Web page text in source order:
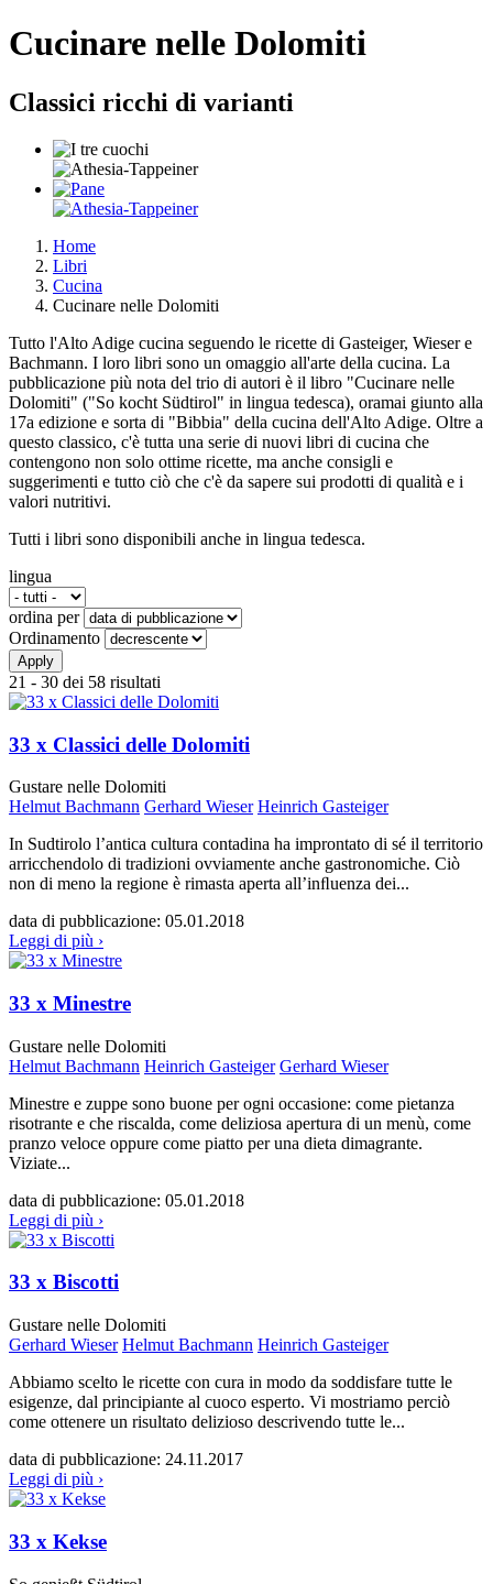
Cucinare nelle Dolomiti
Classici ricchi di varianti
Tu sei qui
Home
Libri
Cucina
Cucinare nelle Dolomiti
Tutto l'Alto Adige cucina seguendo le ricette di Gasteiger, Wieser e
Bachmann. I loro libri sono un omaggio all'arte della cucina. La
pubblicazione più nota del trio di autori è il libro "Cucinare nelle
Dolomiti" ("So kocht Südtirol" in lingua tedesca), oramai giunto alla
17a edizione e sorta di "Bibbia" della cucina dell'Alto Adige. Oltre a
questo classico, c'è tutta una serie di nuovi libri di cucina che
contengono non solo ottime ricette, ma anche consigli e
suggerimenti e tutto ciò che c'è da sapere sui prodotti di qualità e i
valori nutritivi.
Tutti i libri sono disponibili anche in lingua tedesca.
lingua
ordina per
Ordinamento
21 - 30 dei 58 risultati
33 x Classici delle Dolomiti
Gustare nelle Dolomiti
Helmut Bachmann Gerhard Wieser Heinrich Gasteiger
In Sudtirolo l’antica cultura contadina ha improntato di sé il territorio
arricchendolo di tradizioni ovviamente anche gastronomiche. Ciò
non di meno la regione è rimasta aperta all’inﬂuenza dei...
data di pubblicazione: 05.01.2018
Leggi di più ›
33 x Minestre
Gustare nelle Dolomiti
Helmut Bachmann Heinrich Gasteiger Gerhard Wieser
Minestre e zuppe sono buone per ogni occasione: come pietanza
risotrante e che riscalda, come deliziosa apertura di un menù, come
pranzo veloce oppure come piatto per una dieta dimagrante.
Viziate...
data di pubblicazione: 05.01.2018
Leggi di più ›
33 x Biscotti
Gustare nelle Dolomiti
Gerhard Wieser Helmut Bachmann Heinrich Gasteiger
Abbiamo scelto le ricette con cura in modo da soddisfare tutte le
esigenze, dal principiante al cuoco esperto. Vi mostriamo perciò
come ottenere un risultato delizioso descrivendo tutte le...
data di pubblicazione: 24.11.2017
Leggi di più ›
33 x Kekse